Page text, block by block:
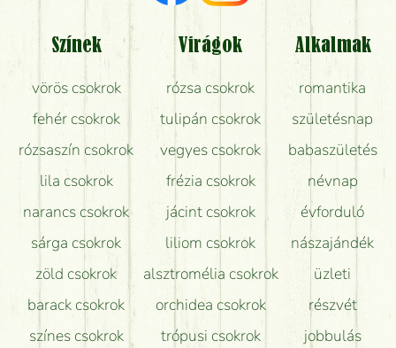
Tényleg azt kapom, ami a képen van?
Mit kell tudni a virágcsokrok szállításáról?
Hogy marad a lehető legtovább friss a csokor?
Tudok adventi koszorút vásárolni boltban?
Színek
vörös csokrok
fehér csokrok
rózsaszín csokrok
lila csokrok
narancs csokrok
sárga csokrok
zöld csokrok
barack csokrok
színes csokrok
Virágok
rózsa csokrok
tulipán csokrok
vegyes csokrok
frézia csokrok
jácint csokrok
liliom csokrok
alsztromélia csokrok
orchidea csokrok
trópusi csokrok
Alkalmak
romantika
születésnap
babaszületés
névnap
évforduló
nászajándék
üzleti
részvét
jobbulás